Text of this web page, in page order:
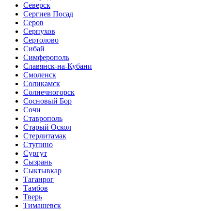
Северск
Сергиев Посад
Серов
Серпухов
Сертолово
Сибай
Симферополь
Славянск-на-Кубани
Смоленск
Соликамск
Солнечногорск
Сосновый Бор
Сочи
Ставрополь
Старый Оскол
Стерлитамак
Ступино
Сургут
Сызрань
Сыктывкар
Таганрог
Тамбов
Тверь
Тимашевск